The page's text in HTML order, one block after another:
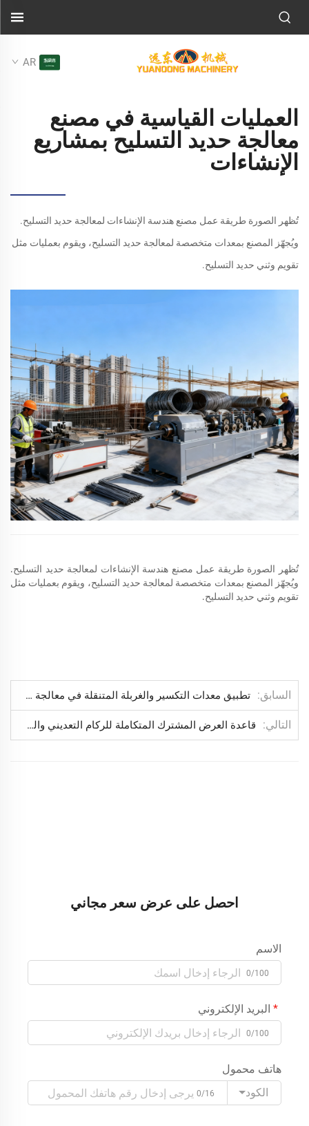
AR
العمليات القياسية في مصنع
معالجة حديد التسليح بمشاريع
الإنشاءات
تُظهر الصورة طريقة عمل مصنع هندسة الإنشاءات لمعالجة حديد التسليح.
ويُجهّز المصنع بمعدات متخصصة لمعالجة حديد التسليح، ويقوم بعمليات مثل
تقويم وثني حديد التسليح.
تُظهر الصورة طريقة عمل مصنع هندسة الإنشاءات لمعالجة حديد التسليح.
ويُجهّز المصنع بمعدات متخصصة لمعالجة حديد التسليح، ويقوم بعمليات مثل
تقويم وثني حديد التسليح.
السابق تطبيق معدات التكسير والغربلة المتنقلة في معالجة الركام المنجمي.
التالي قاعدة العرض المشترك المتكاملة للركام التعديني والخرسانة
احصل على عرض سعر مجاني
الاسم
0/100
البريد الإلكتروني
0/100
هاتف محمول
الكود
0/16